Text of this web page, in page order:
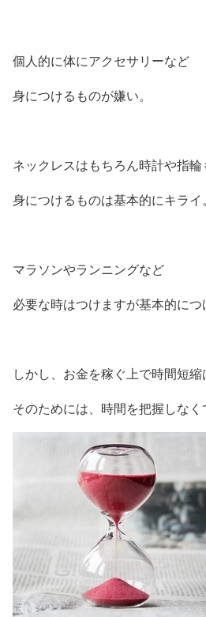
個人的に体にアクセサリーなど
身につけるものが嫌い。
ネックレスはもちろん時計や指輪
身につけるものは基本的にキライ。
マラソンやランニングなど
必要な時はつけますが基本的につ
しかし、お金を稼ぐ上で時間短縮
そのためには、時間を把握しなく